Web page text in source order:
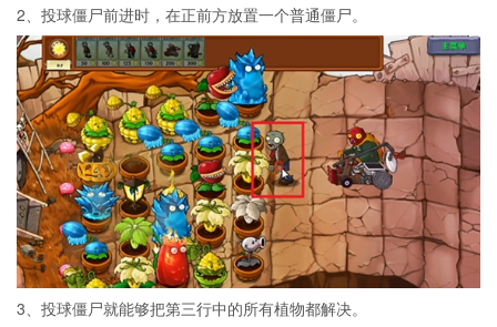
2、投球僵尸前进时，在正前方放置一个普通僵尸。
3、投球僵尸就能够把第三行中的所有植物都解决。